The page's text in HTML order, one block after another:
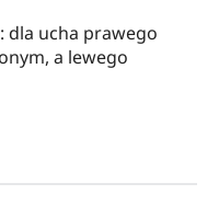
dla ucha prawego
a lewego